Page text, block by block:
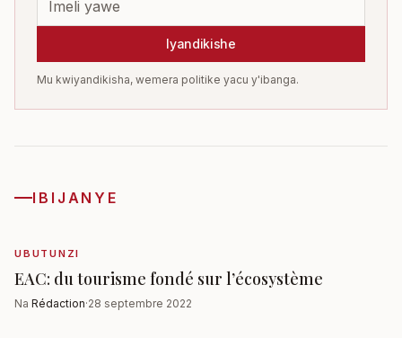
Iyandikishe
Mu kwiyandikisha, wemera politike yacu y'ibanga.
IBIJANYE
UBUTUNZI
EAC: du tourisme fondé sur l’écosystème
Na Rédaction·28 septembre 2022